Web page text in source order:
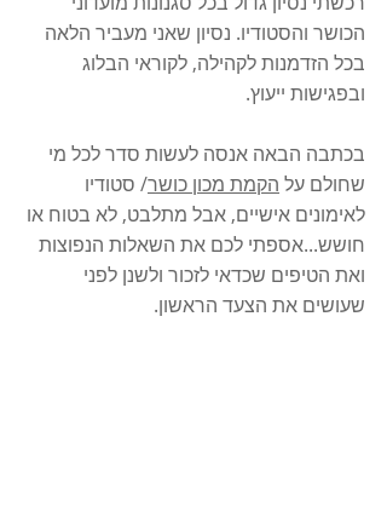
הכושר והסטודיו. נסיון שאני מעביר הלאה
בכל הזדמנות לקהילה, לקוראי הבלוג
ובפגישות ייעוץ.
בכתבה הבאה אנסה לעשות סדר לכל מי
שחולם על הקמת מכון כושר/ סטודיו
לאימונים אישיים, אבל מתלבט, לא בטוח או
חושש...אספתי לכם את השאלות הנפוצות
ואת הטיפים שכדאי לזכור ולשנן לפני
שעושים את הצעד הראשון.